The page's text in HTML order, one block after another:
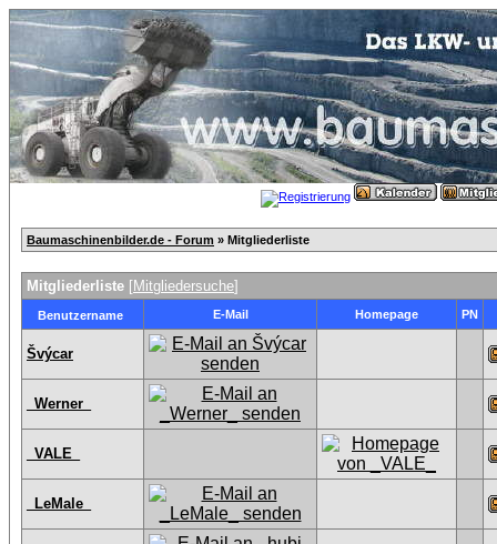
Baumaschinenbilder.de - Forum » Mitgliederliste
Mitgliederliste [Mitgliedersuche]
Benutzername E-Mail Homepage PN
Švýcar
_Werner_
_VALE_
_LeMale_